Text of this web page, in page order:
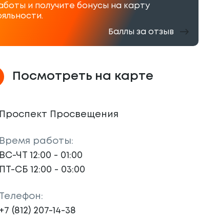
и получите бонусы на карту
Баллы за отзыв
Посмотреть на карте
Проспект Просвещения
Время работы:
ВС-ЧТ 12:00 - 01:00
ПТ-СБ 12:00 - 03:00
Телефон:
+7 (812) 207-14-38